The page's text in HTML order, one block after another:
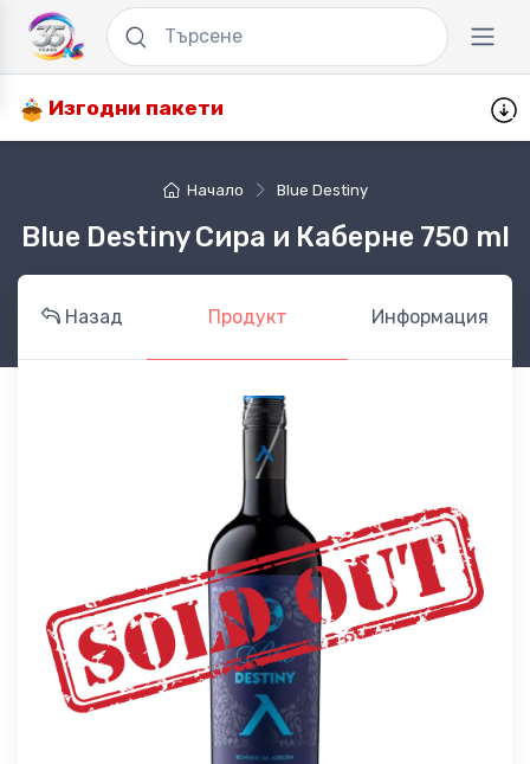
Изгодни пакети
Начало Blue Destiny
Blue Destiny Сира и Каберне 750 ml
Назад Продукт Информация